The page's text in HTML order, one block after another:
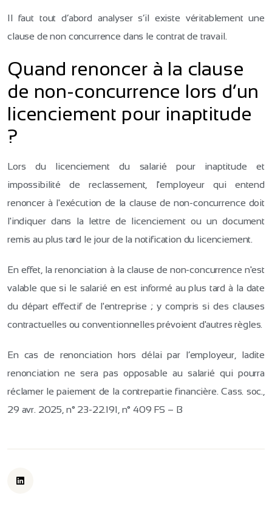
Il faut tout d’abord analyser s’il existe véritablement une
clause de non concurrence dans le contrat de travail.
Quand renoncer à la clause
de non-concurrence lors d’un
licenciement pour inaptitude
?
Lors du licenciement du salarié pour inaptitude et
impossibilité de reclassement, l'employeur qui entend
renoncer à l'exécution de la clause de non-concurrence doit
l'indiquer dans la lettre de licenciement ou un document
remis au plus tard le jour de la notification du licenciement.
En effet, la renonciation à la clause de non-concurrence n'est
valable que si le salarié en est informé au plus tard à la date
du départ effectif de l'entreprise ; y compris si des clauses
contractuelles ou conventionnelles prévoient d'autres règles.
En cas de renonciation hors délai par l’employeur, ladite
renonciation ne sera pas opposable au salarié qui pourra
réclamer le paiement de la contrepartie financière. Cass. soc.,
29 avr. 2025, n° 23-22.191, n° 409 FS – B